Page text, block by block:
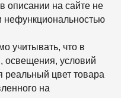
описании на сайте не
нефункциональностью
учитывать, что в
освещения, условий
реальный цвет товара
на